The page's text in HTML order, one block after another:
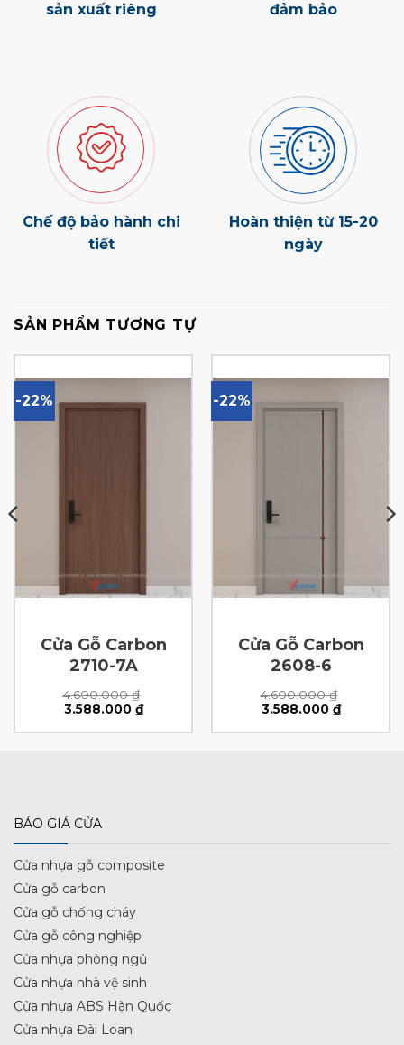
sản xuất riêng
đảm bảo
Chế độ bảo hành chi
tiết
Hoàn thiện từ 15-20
ngày
SẢN PHẨM TƯƠNG TỰ
-22%
Cửa Gỗ Carbon
2710-7A
4.600.000₫
Giá
là:
3.588.000 ₫Giá
tại
-22%
Cửa Gỗ Carbon
2608-6
4.600.000₫
Giá
là:
3.588.000 ₫Giá
tại
BÁO GIÁ CỬA
Cửa nhựa gỗ composite
Cửa gỗ carbon
Cửa gỗ chống cháy
Cửa gỗ công nghiệp
Cửa nhựa phòng ngủ
Cửa nhựa nhà vệ sinh
Cửa nhựa ABS Hàn Quốc
Cửa nhựa Đài Loan